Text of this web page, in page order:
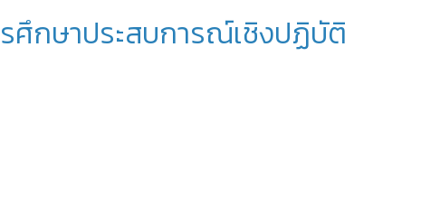
ศึกษาประสบการณ์เชิงปฏิบัติ